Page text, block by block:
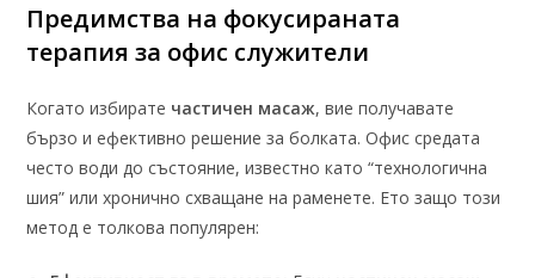
Предимства на фокусираната
терапия за офис служители
Когато избирате частичен масаж, вие получавате
бързо и ефективно решение за болката. Офис средата
често води до състояние, известно като “технологична
шия” или хронично схващане на раменете. Ето защо този
метод е толкова популярен: